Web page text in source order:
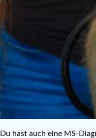
Du hast auch eine MS-